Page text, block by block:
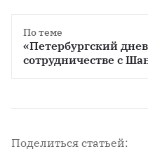
По теме
«Петербургский
сотрудничестве с
Поделиться статьей: